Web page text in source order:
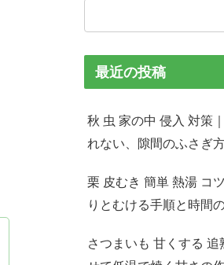
最近の投稿
秋 虫 家の中 侵入 対策
れない、隙間のふさぎ
栗 皮むき 簡単 熱湯 コ
りとむける手順と時間
さつまいも 甘くする